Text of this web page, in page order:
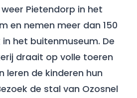
Pietendorp in het
en nemen meer dan 150
het buitenmuseum. De
draait op volle toeren
leren de kinderen hun
de stal van Ozosnel